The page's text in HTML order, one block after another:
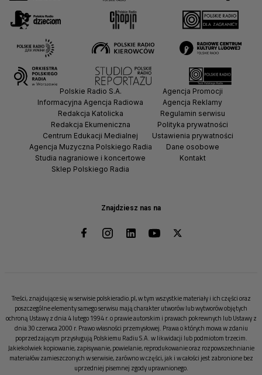
Znajdziesz nas na
Polskie Radio S.A.
Informacyjna Agencja Radiowa
Redakcja Katolicka
Redakcja Ekumeniczna
Centrum Edukacji Medialnej
Agencja Muzyczna Polskiego Radia
Studia nagraniowe i koncertowe
Sklep Polskiego Radia
Agencja Promocji
Agencja Reklamy
Regulamin serwisu
Polityka prywatności
Ustawienia prywatności
Dane osobowe
Kontakt
Treści, znajdujące się w serwisie polskieradio.pl, w tym wszystkie materiały i ich części oraz
poszczególne elementy samego serwisu mają charakter utworów lub wytworów objętych
ochroną Ustawy z dnia 4 lutego 1994 r. o prawie autorskim i prawach pokrewnych lub Ustawy z
dnia 30 czerwca 2000 r. Prawo własności przemysłowej. Prawa o których mowa w zdaniu
poprzedzającym przysługują Polskiemu Radiu S.A. w likwidacji lub podmiotom trzecim.
Jakiekolwiek kopiowanie, zapisywanie, powielanie, reprodukowanie oraz rozpowszechnianie
materiałów zamieszczonych w serwisie, zarówno w części, jak i w całości jest zabronione bez
uprzedniej pisemnej zgody uprawnionego.